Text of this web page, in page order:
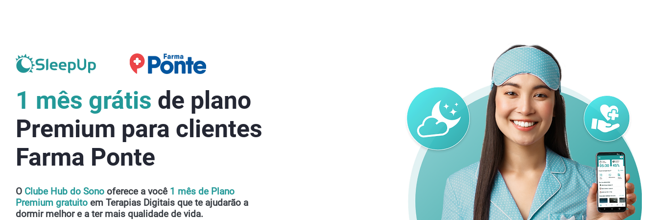
1 mês grátis de plano
Premium para clientes
Farma Ponte
O Clube Hub do Sono oferece a você 1 mês de Plano
Premium gratuito em Terapias Digitais que te ajudarão a
dormir melhor e a ter mais qualidade de vida.